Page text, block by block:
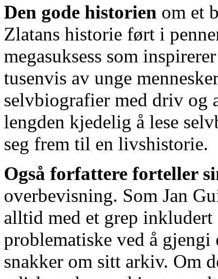
Den gode historien om et
Zlatans historie ført i
megasuksess som
tusenvis av unge
selvbiografier med driv og
lengden kjedelig å lese
seg frem til en livshistorie.
Også forfattere forteller
overbevisning. Som Jan
alltid med et grep inkludert
problematiske ved å
snakker om sitt arkiv. Om